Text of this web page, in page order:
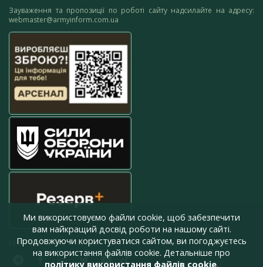
Зауваження та пропозиції по роботі сайту надсилайте на адресу:
webmaster@armyinform.com.ua
press@armyinform.com.ua
Ми використовуємо файли cookie, щоб забезпечити
вам найкращий досвід роботи на нашому сайті.
Продовжуючи користуватися сайтом, ви погоджуєтесь
на використання файлів cookie. Детальніше про
політику використання файлів cookie.